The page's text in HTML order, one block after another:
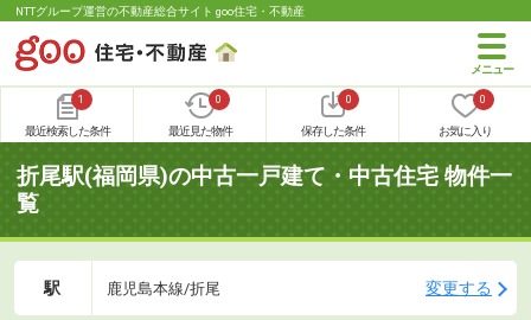
NTTグループ運営の不動産総合サイト goo住宅・不動産
1
最近検索した条件
0
最近見た物件
0
保存した条件
0
お気に入り
折尾駅(福岡県)の中古一戸建て・中古住宅 物件一
覧
駅 鹿児島本線/折尾 変更する